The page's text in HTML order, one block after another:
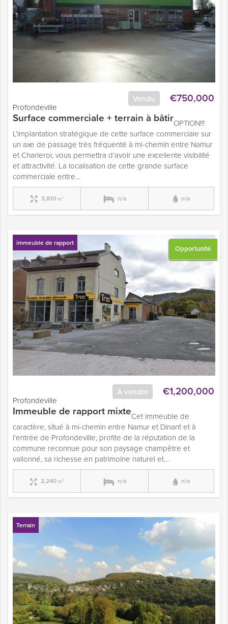
€750,000
Vendu
Surface commerciale + terrain à bâtir
Profondeville
OPTION!!!
L’implantation stratégique de cette surface commerciale sur
un axe de passage très fréquenté à mi-chemin entre Namur
et Charleroi, vous permettra d’avoir une excellente visibilité
et attractivité. La localisation de cette grande surface
commerciale entre…
3,810 m² n/a n/a
Opportunité
immeuble de rapport
€1,200,000
A vendre
Immeuble de rapport mixte
Profondeville
Cet immeuble de
caractère, situé à mi-chemin entre Namur et Dinant et à
l’entrée de Profondeville, profite de la réputation de la
commune reconnue pour son paysage champêtre et
vallonné, sa richesse en patrimoine naturel et…
2,240 m² n/a n/a
Terrain